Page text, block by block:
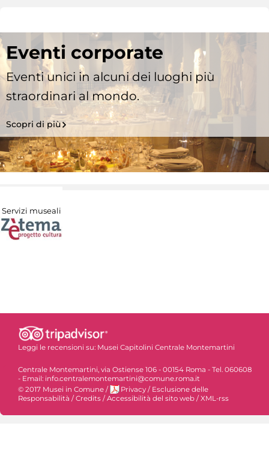
Eventi corporate
Eventi unici in alcuni dei luoghi più
straordinari al mondo.
Scopri di più
Servizi museali
Leggi le recensioni su: Musei Capitolini Centrale Montemartini
Centrale Montemartini, via Ostiense 106 - 00154 Roma - Tel. 060608
- Email: info.centralemontemartini@comune.roma.it
© 2017 Musei in Comune / Privacy / Esclusione delle
Responsabilità / Credits / Accessibilità del sito web / XML-rss